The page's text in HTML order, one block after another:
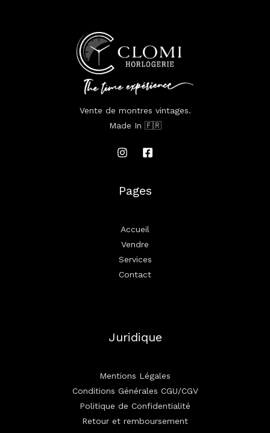
Vente de montres vintages.
Made In 🇫🇷
Pages
Accueil
Vendre
Services
Contact
Juridique
Mentions Légales
Conditions Générales CGU/CGV
Politique de Confidentialité
Retour et remboursement